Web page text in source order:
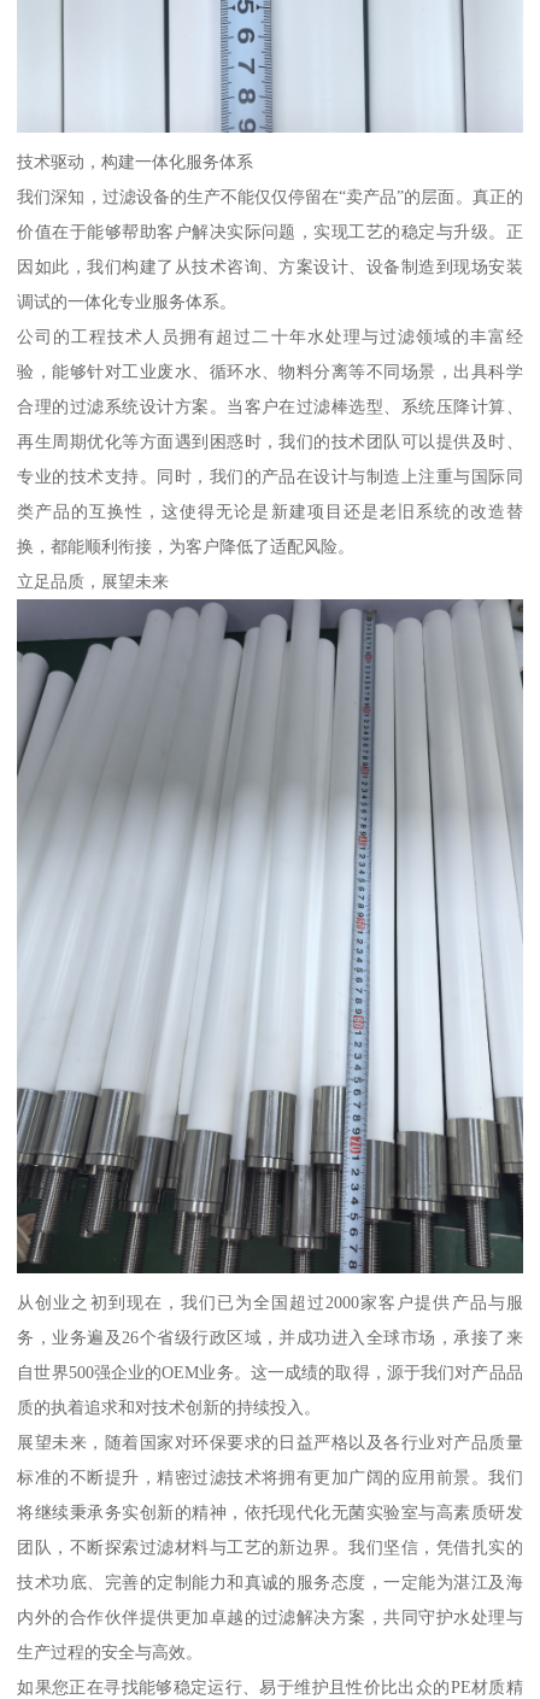
技术驱动，构建一体化服务体系
我们深知，过滤设备的生产不能仅仅停留在“卖产品”的层面。真正的
价值在于能够帮助客户解决实际问题，实现工艺的稳定与升级。正
因如此，我们构建了从技术咨询、方案设计、设备制造到现场安装
调试的一体化专业服务体系。
公司的工程技术人员拥有超过二十年水处理与过滤领域的丰富经
验，能够针对工业废水、循环水、物料分离等不同场景，出具科学
合理的过滤系统设计方案。当客户在过滤棒选型、系统压降计算、
再生周期优化等方面遇到困惑时，我们的技术团队可以提供及时、
专业的技术支持。同时，我们的产品在设计与制造上注重与国际同
类产品的互换性，这使得无论是新建项目还是老旧系统的改造替
换，都能顺利衔接，为客户降低了适配风险。
立足品质，展望未来
从创业之初到现在，我们已为全国超过2000家客户提供产品与服
务，业务遍及26个省级行政区域，并成功进入全球市场，承接了来
自世界500强企业的OEM业务。这一成绩的取得，源于我们对产品品
质的执着追求和对技术创新的持续投入。
展望未来，随着国家对环保要求的日益严格以及各行业对产品质量
标准的不断提升，精密过滤技术将拥有更加广阔的应用前景。我们
将继续秉承务实创新的精神，依托现代化无菌实验室与高素质研发
团队，不断探索过滤材料与工艺的新边界。我们坚信，凭借扎实的
技术功底、完善的定制能力和真诚的服务态度，一定能为湛江及海
内外的合作伙伴提供更加卓越的过滤解决方案，共同守护水处理与
生产过程的安全与高效。
如果您正在寻找能够稳定运行、易于维护且性价比出众的PE材质精